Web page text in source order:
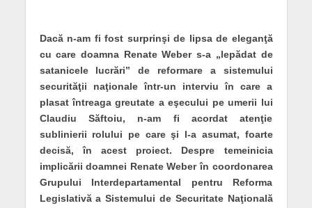
Dacă n-am fi fost surprinşi de lipsa de eleganţă
cu care doamna Renate Weber s-a „lepădat de
satanicele lucrări” de reformare a sistemului
securităţii naţionale într-un interviu în care a
plasat întreaga greutate a eşecului pe umerii lui
Claudiu Săftoiu, n-am fi acordat atenţie
sublinierii rolului pe care şi l-a asumat, foarte
decisă, în acest proiect. Despre temeinicia
implicării doamnei Renate Weber în coordonarea
Grupului Interdepartamental pentru Reforma
Legislativă a Sistemului de Securitate Naţională